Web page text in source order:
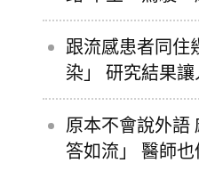
跟流感患者同住
染」 研究結果
原本不會說外語
答如流」 醫師也